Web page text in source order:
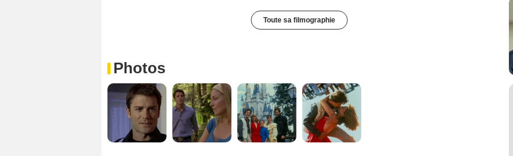
Toute sa filmographie
Photos